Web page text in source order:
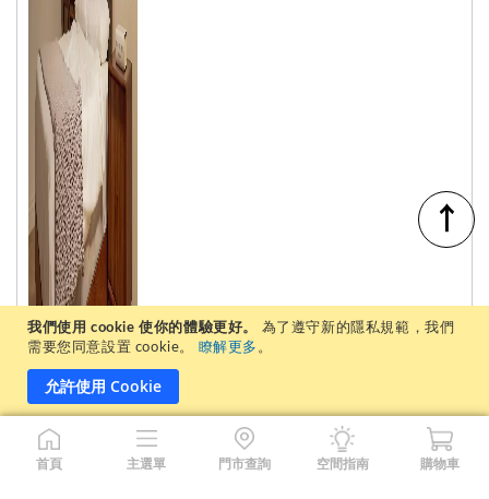
我們使用 cookie 使你的體驗更好。
為了遵守新的隱私規範，我們
需要您同意設置 cookie。
瞭解更多 。
允許使用 Cookie
首頁 主選單 門市查詢 空間指南 購物車
↑